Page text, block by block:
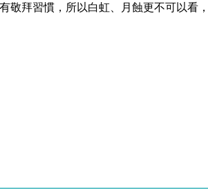
敬拜習慣，所以白虹、月蝕更不可以看